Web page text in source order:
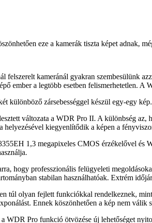
eze a kamerák tiszta képet adnak,
felszerelt kameránál gyakran szembesülünk
ember a legtöbb esetben felismerhetetlen. A
különböző zársebességgel készül egy-egy
változata a WDR Pro II. A különbség az,
helyezésével kiegyenlítődik a képen a
1,3 megapixeles CMOS érzékelővel és
hogy professzionális felügyeleti
stabilan használhatóak. Extrém
túl olyan fejlett funkciókkal rendelkeznek,
Ennek köszönhetően a kép nem válik
WDR Pro funkció ötvözése új lehetőséget